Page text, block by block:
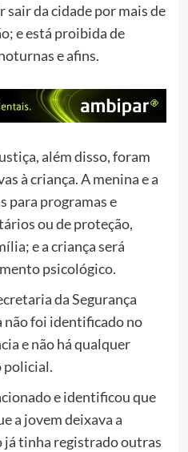
da cidade por mais de
e está proibida de
e afins.
além disso, foram
à criança. A menina e a
para programas e
ou de proteção,
e a criança será
psicológico.
da Segurança
não foi identificado no
e não há qualquer
policial.
e identificou que
a jovem deixava a
já tinha registrado outras